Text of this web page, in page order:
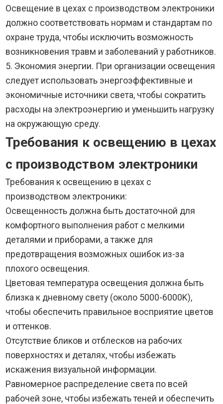
Освещение в цехах с производством электроники
должно соответствовать нормам и стандартам по
охране труда, чтобы исключить возможность
возникновения травм и заболеваний у работников.
5. Экономия энергии. При организации освещения
следует использовать энергоэффективные и
экономичные источники света, чтобы сократить
расходы на электроэнергию и уменьшить нагрузку
на окружающую среду.
Требования к освещению в цехах
с производством электроники
Требования к освещению в цехах с
производством электроники:
Освещенность должна быть достаточной для
комфортного выполнения работ с мелкими
деталями и приборами, а также для
предотвращения возможных ошибок из-за
плохого освещения.
Цветовая температура освещения должна быть
близка к дневному свету (около 5000-6000K),
чтобы обеспечить правильное восприятие цветов
и оттенков.
Отсутствие бликов и отблесков на рабочих
поверхностях и деталях, чтобы избежать
искажения визуальной информации.
Равномерное распределение света по всей
рабочей зоне, чтобы избежать теней и обеспечить